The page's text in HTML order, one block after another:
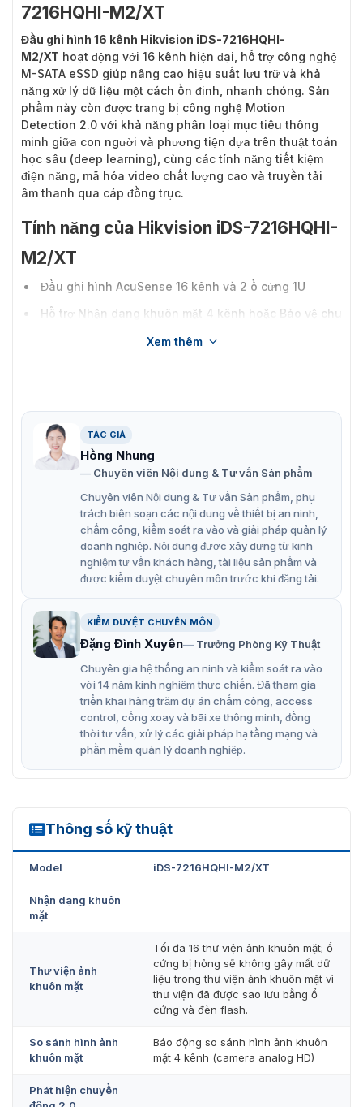
7216HQHI-M2/XT
Đầu ghi hình 16 kênh Hikvision iDS-7216HQHI-
M2/XT hoạt động với 16 kênh hiện đại, hỗ trợ công nghệ
M-SATA eSSD giúp nâng cao hiệu suất lưu trữ và khả
năng xử lý dữ liệu một cách ổn định, nhanh chóng. Sản
phẩm này còn được trang bị công nghệ Motion
Detection 2.0 với khả năng phân loại mục tiêu thông
minh giữa con người và phương tiện dựa trên thuật toán
học sâu (deep learning), cùng các tính năng tiết kiệm
điện năng, mã hóa video chất lượng cao và truyền tải
âm thanh qua cáp đồng trục.
Tính năng của Hikvision iDS-7216HQHI-
M2/XT
Đầu ghi hình AcuSense 16 kênh và 2 ổ cứng 1U
Hỗ trợ Nhận dạng khuôn mặt 4 kênh hoặc Bảo vệ chu
Khả năng mã hóa lên đến 3K/5MP Lite@12fps
Đầu vào camera IP lên đến 24 kênh, mỗi kênh lên
Khả năng giải mã lên đến 24*1080P@30fps
5 tín hiệu đầu vào thích ứng
(HDTVI/AHD/CVI/CVBS/IP)
Hỗ trợ tất cả các kênh Công nghệ phát hiện chuyển
Hỗ trợ tất cả các kênh Công nghệ âm thanh hai
chiều HDTVI
Xem thêm
TÁC GIẢ
Hồng Nhung
Chuyên viên Nội dung & Tư vấn Sản phẩm
Chuyên viên Nội dung & Tư vấn Sản phẩm, phụ
trách biên soạn các nội dung về thiết bị an ninh,
chấm công, kiểm soát ra vào và giải pháp quản lý
doanh nghiệp. Nội dung được xây dựng từ kinh
nghiệm tư vấn khách hàng, tài liệu sản phẩm và
được kiểm duyệt chuyên môn trước khi đăng tải.
KIỂM DUYỆT CHUYÊN MÔN
Đặng Đình Xuyên
Trưởng Phòng Kỹ Thuật
Chuyên gia hệ thống an ninh và kiểm soát ra vào
với 14 năm kinh nghiệm thực chiến. Đã tham gia
triển khai hàng trăm dự án chấm công, access
control, cổng xoay và bãi xe thông minh, đồng
thời tư vấn, xử lý các giải pháp hạ tầng mạng và
phần mềm quản lý doanh nghiệp.
Thông số kỹ thuật
iDS-7216HQHI-M2/XT
Model iDS-7216HQHI-M2/XT
Nhận dạng khuôn
mặt
Thư viện ảnh
khuôn mặt
Tối đa 16 thư viện ảnh khuôn mặt; ổ
cứng bị hỏng sẽ không gây mất dữ
liệu trong thư viện ảnh khuôn mặt vì
thư viện đã được sao lưu bằng ổ
cứng và đèn flash.
So sánh hình ảnh
khuôn mặt
Báo động so sánh hình ảnh khuôn
mặt 4 kênh (camera analog HD)
Phát hiện chuyển